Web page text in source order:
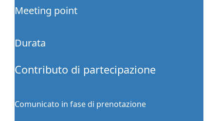
Meeting point
Durata
Contributo di partecipazione
Comunicato in fase di prenotazione